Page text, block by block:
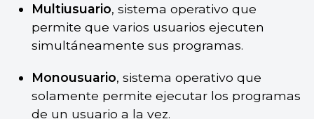
Multiusuario, sistema operativo que
permite que varios usuarios ejecuten
simultáneamente sus programas.
Monousuario, sistema operativo que
solamente permite ejecutar los programas
de un usuario a la vez.